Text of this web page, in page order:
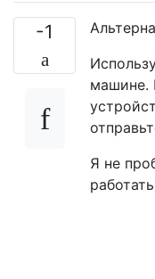
-1
машине.
Я не